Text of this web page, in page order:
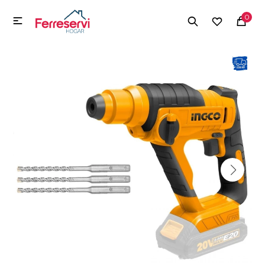
0

MI CUENTA
Herramientas y Construcción
Tecnología